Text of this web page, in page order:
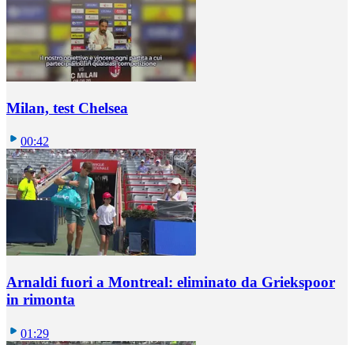
Milan, test Chelsea
00:42
Arnaldi fuori a Montreal: eliminato da Griekspoor
in rimonta
01:29